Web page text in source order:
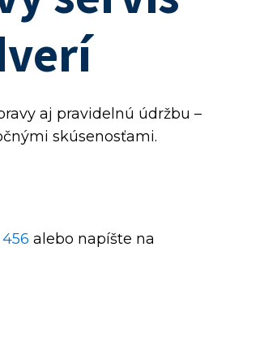
aj pravidelnú údržbu –
skúsenosťami.
456 alebo napíšte na